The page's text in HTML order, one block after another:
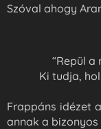
Szóval ahogy
“Repül a
Ki tudja,
Frappáns idézet
annak a